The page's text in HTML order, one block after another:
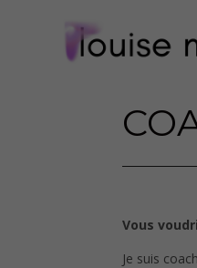
Vous
Je suis